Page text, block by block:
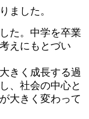
ました。
た。中学を卒業
えにもとづい
きく成長する過
、社会の中心と
大きく変わって